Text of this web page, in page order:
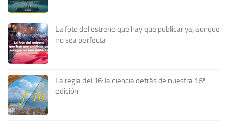
La foto del estreno que hay que publicar ya, aunque
no sea perfecta
La regla del 16: la ciencia detrás de nuestra 16ª
edición